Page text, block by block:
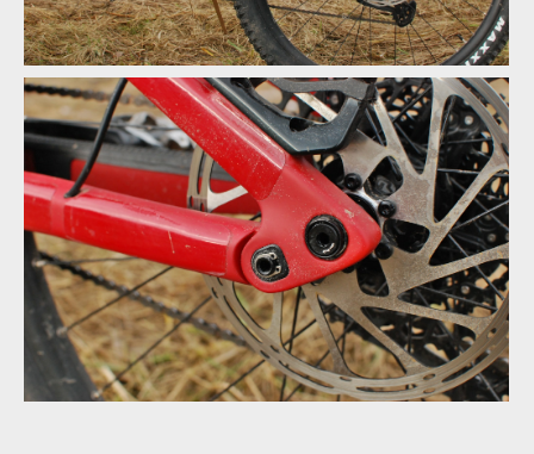
Čtyřčepová zadní stavba
Čtyřčepová zadní stavba
Čtyřčepová zadní stavba
Čtyřčepová zadní stavba